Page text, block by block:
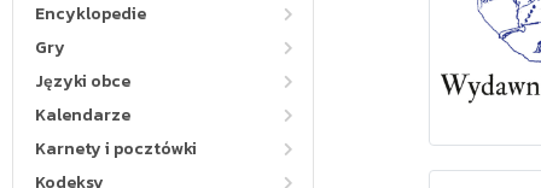
Encyklopedie
Gry
Języki obce
Kalendarze
Karnety i pocztówki
Kodeksy